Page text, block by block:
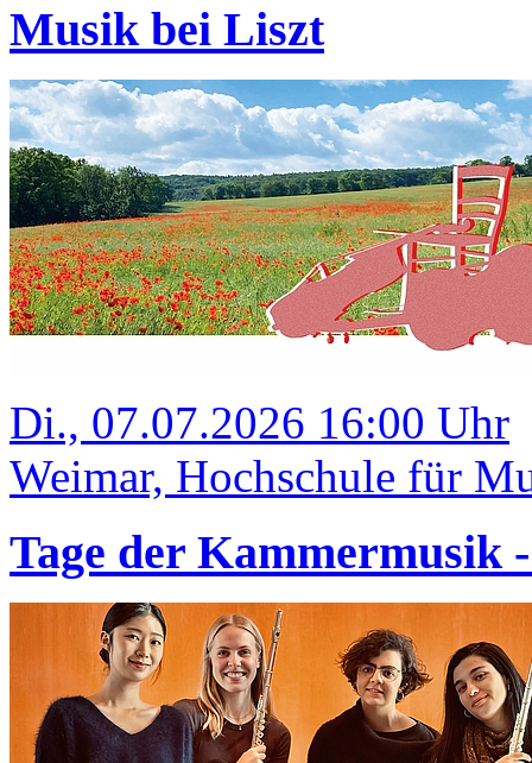
Musik bei Liszt
Di., 07.07.2026 16:00 Uhr
Weimar, Hochschule für
Tage der Kammermusik